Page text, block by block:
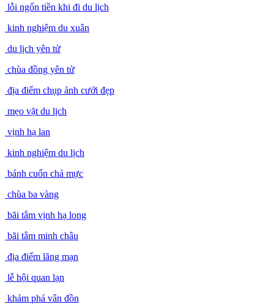
lỗi ngốn tiền khi đi du lịch
kinh nghiệm du xuân
du lịch yên tử
chùa đồng yên tử
địa điểm chụp ảnh cưới đẹp
mẹo vặt du lịch
vịnh hạ lan
kinh nghiệm du lịch
bánh cuốn chả mực
chùa ba vàng
bãi tắm vịnh hạ long
bãi tắm minh châu
địa điểm lãng mạn
lễ hội quan lạn
khám phá vân đồn